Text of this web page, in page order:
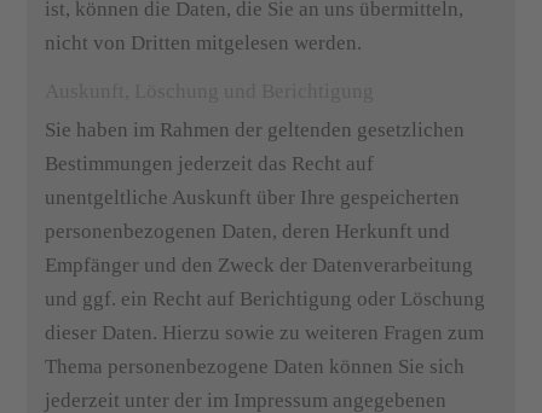
ist, können die Daten, die Sie an uns übermitteln,
nicht von Dritten mitgelesen werden.
Sie haben im Rahmen der geltenden gesetzlichen
Bestimmungen jederzeit das Recht auf
unentgeltliche Auskunft über Ihre gespeicherten
personenbezogenen Daten, deren Herkunft und
Empfänger und den Zweck der Datenverarbeitung
und ggf. ein Recht auf Berichtigung oder Löschung
dieser Daten. Hierzu sowie zu weiteren Fragen zum
Thema personenbezogene Daten können Sie sich
jederzeit unter der im Impressum angegebenen